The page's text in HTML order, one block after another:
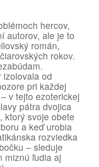
hercov,
autorov, ale je to
román,
rokov.
od
pri každej
v tejto ezoterickej
pátra dvojica
ktorý svoje obete
a keď urobia
rozviedka
– sleduje
miznú ľudia aj